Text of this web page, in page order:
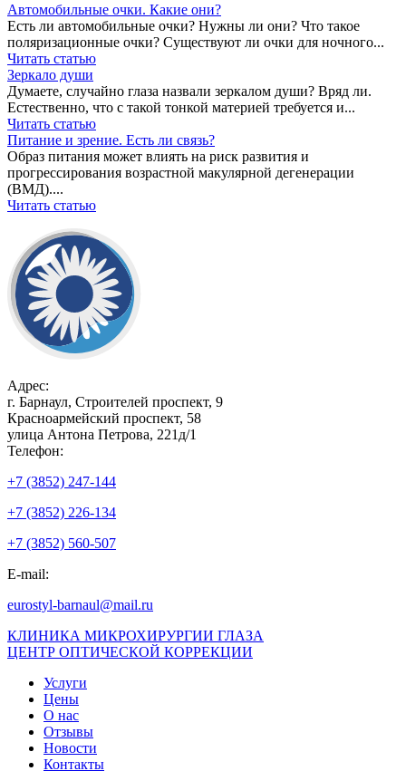
Автомобильные очки. Какие они?
Есть ли автомобильные очки? Нужны ли они? Что такое
поляризационные очки? Существуют ли очки для ночного...
Читать статью
Зеркало души
Думаете, случайно глаза назвали зеркалом души? Вряд ли.
Естественно, что с такой тонкой материей требуется и...
Читать статью
Питание и зрение. Есть ли связь?
Образ питания может влиять на риск развития и
прогрессирования возрастной макулярной дегенерации
(ВМД)....
Читать статью
Адрес:
г. Барнаул, Строителей проспект, 9
Красноармейский проспект, 58
улица Антона Петрова, 221д/1
Телефон:
+7 (3852) 247-144
+7 (3852) 226-134
+7 (3852) 560-507
E-mail:
eurostyl-barnaul@mail.ru
КЛИНИКА МИКРОХИРУРГИИ ГЛАЗА
ЦЕНТР ОПТИЧЕСКОЙ КОРРЕКЦИИ
Услуги
Цены
О нас
Отзывы
Новости
Контакты